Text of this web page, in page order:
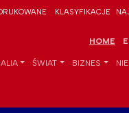
KLASYFIKACJE
HOME
ŚWIAT BIZNES